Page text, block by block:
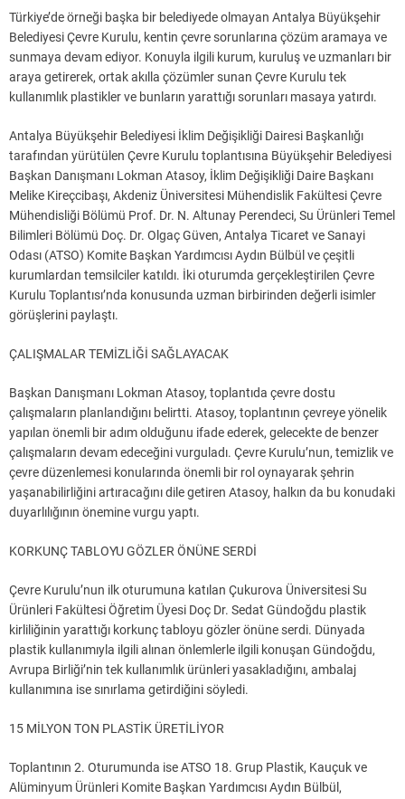
Türkiye’de örneği başka bir belediyede olmayan Antalya Büyükşehir
Belediyesi Çevre Kurulu, kentin çevre sorunlarına çözüm aramaya ve
sunmaya devam ediyor. Konuyla ilgili kurum, kuruluş ve uzmanları bir
araya getirerek, ortak akılla çözümler sunan Çevre Kurulu tek
kullanımlık plastikler ve bunların yarattığı sorunları masaya yatırdı.
Antalya Büyükşehir Belediyesi İklim Değişikliği Dairesi Başkanlığı
tarafından yürütülen Çevre Kurulu toplantısına Büyükşehir Belediyesi
Başkan Danışmanı Lokman Atasoy, İklim Değişikliği Daire Başkanı
Melike Kireçcibaşı, Akdeniz Üniversitesi Mühendislik Fakültesi Çevre
Mühendisliği Bölümü Prof. Dr. N. Altunay Perendeci, Su Ürünleri Temel
Bilimleri Bölümü Doç. Dr. Olgaç Güven, Antalya Ticaret ve Sanayi
Odası (ATSO) Komite Başkan Yardımcısı Aydın Bülbül ve çeşitli
kurumlardan temsilciler katıldı. İki oturumda gerçekleştirilen Çevre
Kurulu Toplantısı’nda konusunda uzman birbirinden değerli isimler
görüşlerini paylaştı.
ÇALIŞMALAR TEMİZLİĞİ SAĞLAYACAK
Başkan Danışmanı Lokman Atasoy, toplantıda çevre dostu
çalışmaların planlandığını belirtti. Atasoy, toplantının çevreye yönelik
yapılan önemli bir adım olduğunu ifade ederek, gelecekte de benzer
çalışmaların devam edeceğini vurguladı. Çevre Kurulu’nun, temizlik ve
çevre düzenlemesi konularında önemli bir rol oynayarak şehrin
yaşanabilirliğini artıracağını dile getiren Atasoy, halkın da bu konudaki
duyarlılığının önemine vurgu yaptı.
KORKUNÇ TABLOYU GÖZLER ÖNÜNE SERDİ
Çevre Kurulu’nun ilk oturumuna katılan Çukurova Üniversitesi Su
Ürünleri Fakültesi Öğretim Üyesi Doç Dr. Sedat Gündoğdu plastik
kirliliğinin yarattığı korkunç tabloyu gözler önüne serdi. Dünyada
plastik kullanımıyla ilgili alınan önlemlerle ilgili konuşan Gündoğdu,
Avrupa Birliği’nin tek kullanımlık ürünleri yasakladığını, ambalaj
kullanımına ise sınırlama getirdiğini söyledi.
15 MİLYON TON PLASTİK ÜRETİLİYOR
Toplantının 2. Oturumunda ise ATSO 18. Grup Plastik, Kauçuk ve
Alüminyum Ürünleri Komite Başkan Yardımcısı Aydın Bülbül,